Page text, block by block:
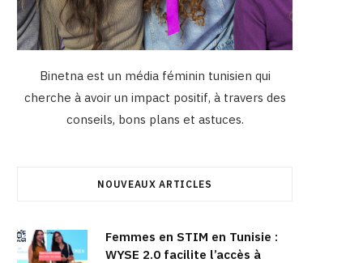
Binetna est un média féminin tunisien qui
cherche à avoir un impact positif, à travers des
conseils, bons plans et astuces.
NOUVEAUX ARTICLES
Femmes en STIM en Tunisie :
WYSE 2.0 facilite l’accès à